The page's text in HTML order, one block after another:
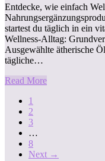
Entdecke, wie einfach
startest du täglich in ein
Wellness-Alltag:
Ausgewählte ätherische
tägliche…
Read More
1
2
3
…
8
Next →